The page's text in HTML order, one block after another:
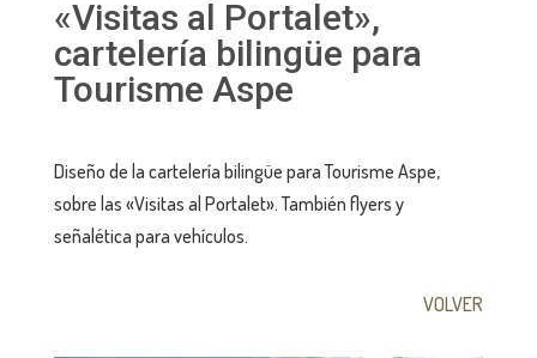
«Visitas al Portalet»,
cartelería bilingüe para
Tourisme Aspe
Diseño de la cartelería bilingüe para Tourisme Aspe,
sobre las «Visitas al Portalet». También flyers y
señalética para vehículos.
VOLVER